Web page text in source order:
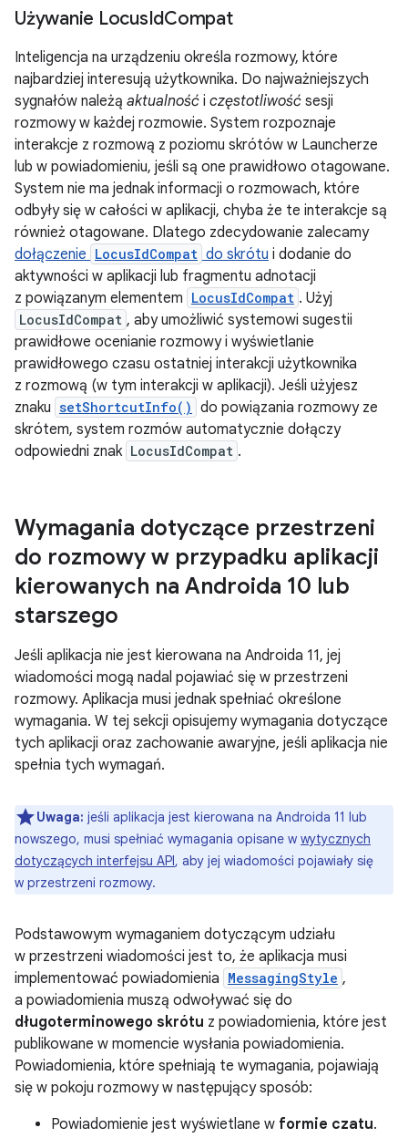
Używanie LocusIdCompat
Inteligencja na urządzeniu określa rozmowy, które
najbardziej interesują użytkownika. Do najważniejszych
sygnałów należą aktualność i częstotliwość sesji
rozmowy w każdej rozmowie. System rozpoznaje
interakcje z rozmową z poziomu skrótów w Launcherze
lub w powiadomieniu, jeśli są one prawidłowo otagowane.
System nie ma jednak informacji o rozmowach, które
odbyły się w całości w aplikacji, chyba że te interakcje są
również otagowane. Dlatego zdecydowanie zalecamy
dołączenie LocusIdCompat do skrótu i dodanie do
aktywności w aplikacji lub fragmentu adnotacji
z powiązanym elementem LocusIdCompat . Użyj
LocusIdCompat , aby umożliwić systemowi sugestii
prawidłowe ocenianie rozmowy i wyświetlanie
prawidłowego czasu ostatniej interakcji użytkownika
z rozmową (w tym interakcji w aplikacji). Jeśli użyjesz
znaku setShortcutInfo() do powiązania rozmowy ze
skrótem, system rozmów automatycznie dołączy
odpowiedni znak LocusIdCompat .
Wymagania dotyczące przestrzeni
do rozmowy w przypadku aplikacji
kierowanych na Androida 10 lub
starszego
Jeśli aplikacja nie jest kierowana na Androida 11, jej
wiadomości mogą nadal pojawiać się w przestrzeni
rozmowy. Aplikacja musi jednak spełniać określone
wymagania. W tej sekcji opisujemy wymagania dotyczące
tych aplikacji oraz zachowanie awaryjne, jeśli aplikacja nie
spełnia tych wymagań.
Uwaga: jeśli aplikacja jest kierowana na Androida 11 lub
nowszego, musi spełniać wymagania opisane w wytycznych
dotyczących interfejsu API, aby jej wiadomości pojawiały się
w przestrzeni rozmowy.
Podstawowym wymaganiem dotyczącym udziału
w przestrzeni wiadomości jest to, że aplikacja musi
implementować powiadomienia MessagingStyle ,
a powiadomienia muszą odwoływać się do
długoterminowego skrótu z powiadomienia, które jest
publikowane w momencie wysłania powiadomienia.
Powiadomienia, które spełniają te wymagania, pojawiają
się w pokoju rozmowy w następujący sposób:
Powiadomienie jest wyświetlane w formie czatu.